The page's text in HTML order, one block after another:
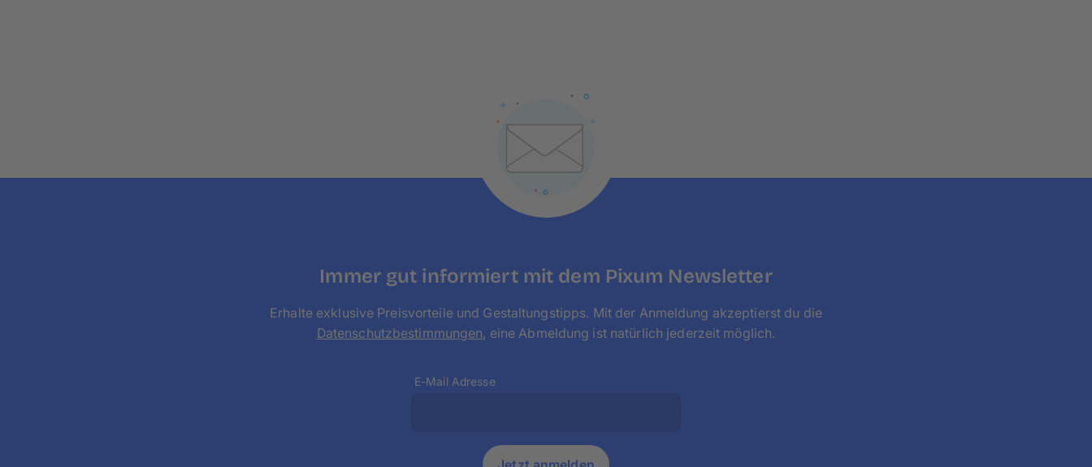
Immer gut informiert mit dem Pixum Newsletter
Erhalte exklusive Preisvorteile und Gestaltungstipps. Mit der Anmeldung akzeptierst du die
Datenschutzbestimmungen, eine Abmeldung ist natürlich jederzeit möglich.
E-Mail Adresse